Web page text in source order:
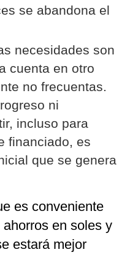
se abandona el
necesidades son
cuenta en otro
no frecuentas.
ni
incluso para
financiado, es
que se genera
es conveniente
en soles y
estará mejor